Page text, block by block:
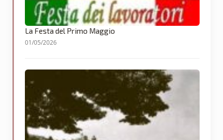
La Festa del Primo Maggio
01/05/2026